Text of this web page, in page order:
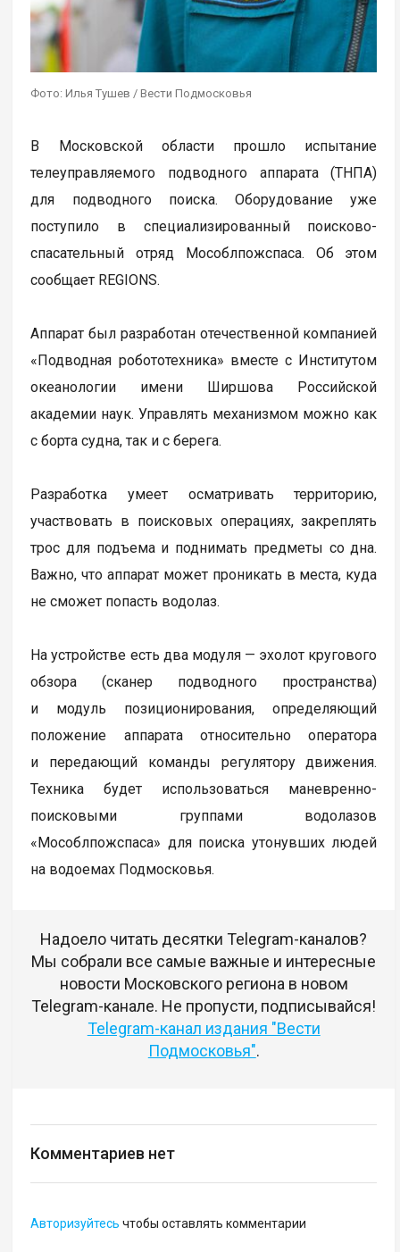
Фото: Илья Тушев / Вести Подмосковья
В Московской области прошло испытание
телеуправляемого подводного аппарата (ТНПА)
для подводного поиска. Оборудование уже
поступило в специализированный поисково-
спасательный отряд Мособлпожспаса. Об этом
сообщает REGIONS.
Аппарат был разработан отечественной компанией
«Подводная робототехника» вместе с Институтом
океанологии имени Ширшова Российской
академии наук. Управлять механизмом можно как
с борта судна, так и с берега.
Разработка умеет осматривать территорию,
участвовать в поисковых операциях, закреплять
трос для подъема и поднимать предметы со дна.
Важно, что аппарат может проникать в места, куда
не сможет попасть водолаз.
На устройстве есть два модуля — эхолот кругового
обзора (сканер подводного пространства)
и модуль позиционирования, определяющий
положение аппарата относительно оператора
и передающий команды регулятору движения.
Техника будет использоваться маневренно-
поисковыми группами водолазов
«Мособлпожспаса» для поиска утонувших людей
на водоемах Подмосковья.
Надоело читать десятки Telegram-каналов?
Мы собрали все самые важные и интересные
новости Московского региона в новом
Telegram-канале. Не пропусти, подписывайся!
Telegram-канал издания "Вести
Подмосковья".
Комментариев нет
Авторизуйтесь чтобы оставлять комментарии